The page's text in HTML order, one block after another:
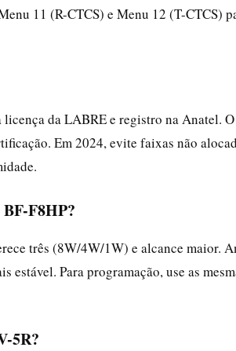
11 (R-CTCS) e Menu 12 (T-CTCS)
da LABRE e registro na Anatel.
Em 2024, evite faixas não
F8HP?
três (8W/4W/1W) e alcance maior.
estável. Para programação, use as
5R?